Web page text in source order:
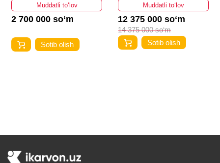
Muddatli to‘lov
2 700 000 so‘m
Sotib olish
Muddatli to‘lov
12 375 000 so‘m
14 375 000 so‘m
Sotib olish